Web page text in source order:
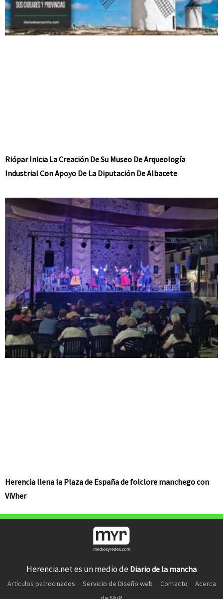
Riópar Inicia La Creación De Su Museo De Arqueología
Industrial Con Apoyo De La Diputación De Albacete
Herencia llena la Plaza de España de folclore manchego con
ViVher
Herencia.net es un medio de Diario de la mancha
Artículos patrocinados Servicio de Diseño web Contacto
Acerca